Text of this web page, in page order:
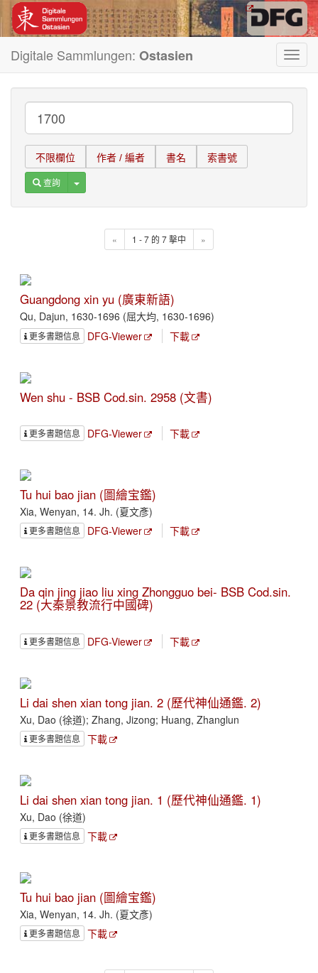
Digitale Sammlungen: Ostasien
不限欄位 作者 / 編者 書名 索書號
查詢 Toggle Dropdown
« 1 - 7 的 7 擊中 »
Guangdong xin yu (廣東新語)
Qu, Dajun, 1630-1696 (屈大均, 1630-1696)
更多書題信息 DFG-Viewer 下載
Wen shu - BSB Cod.sin. 2958 (文書)
更多書題信息 DFG-Viewer 下載
Tu hui bao jian (圖繪宝鑑)
Xia, Wenyan, 14. Jh. (夏文彥)
更多書題信息 DFG-Viewer 下載
Da qin jing jiao liu xing Zhongguo bei- BSB Cod.sin.
22 (大秦景教流行中國碑)
更多書題信息 DFG-Viewer 下載
Li dai shen xian tong jian. 2 (歷代神仙通鑑. 2)
Xu, Dao (徐道); Zhang, Jizong; Huang, Zhanglun
更多書題信息 下載
Li dai shen xian tong jian. 1 (歷代神仙通鑑. 1)
Xu, Dao (徐道)
更多書題信息 下載
Tu hui bao jian (圖繪宝鑑)
Xia, Wenyan, 14. Jh. (夏文彥)
更多書題信息 下載